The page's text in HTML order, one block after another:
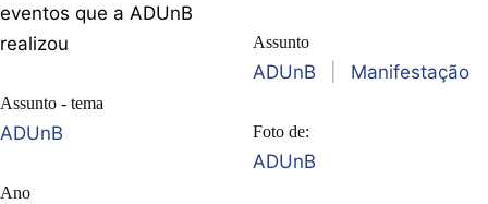
eventos que a ADUnB
realizou
Assunto - tema
ADUnB
Ano
Assunto
ADUnB Manifestação
Foto de:
ADUnB